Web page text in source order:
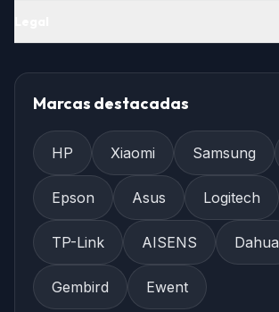
Marcas destacadas
HP Xiaomi Samsung
Epson Asus Logitech
TP-Link AISENS Dahua
Gembird Ewent